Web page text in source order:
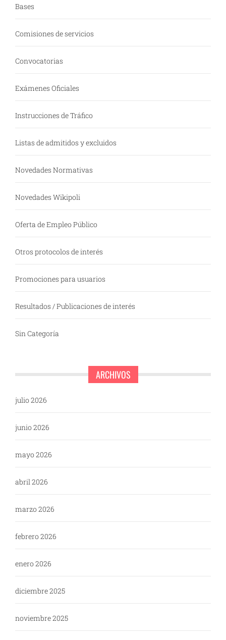
Bases
Comisiones de servicios
Convocatorias
Exámenes Oficiales
Instrucciones de Tráfico
Listas de admitidos y excluidos
Novedades Normativas
Novedades Wikipoli
Oferta de Empleo Público
Otros protocolos de interés
Promociones para usuarios
Resultados / Publicaciones de interés
Sin Categoría
ARCHIVOS
julio 2026
junio 2026
mayo 2026
abril 2026
marzo 2026
febrero 2026
enero 2026
diciembre 2025
noviembre 2025